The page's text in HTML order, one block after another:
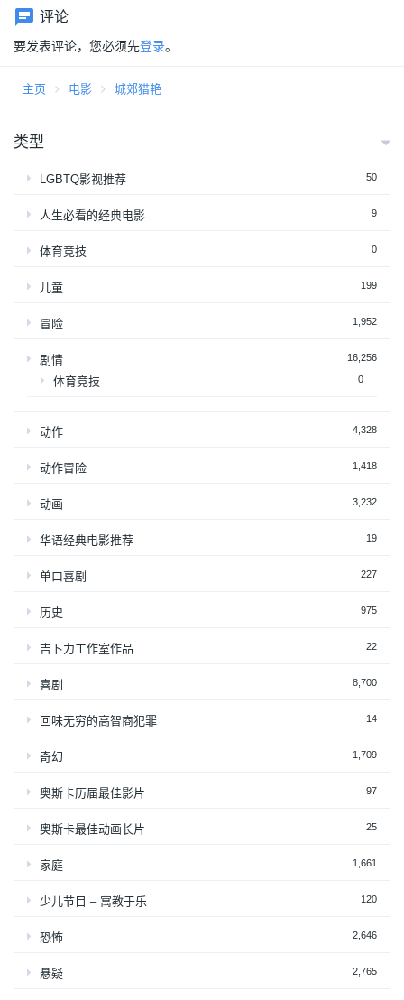
评论
要发表评论，您必须先登录。
主页 电影 城郊猎艳
类型
LGBTQ影视推荐 50
人生必看的经典电影 9
体育竞技 0
儿童 199
冒险 1,952
剧情 16,256
体育竞技 0
动作 4,328
动作冒险 1,418
动画 3,232
华语经典电影推荐 19
单口喜剧 227
历史 975
吉卜力工作室作品 22
喜剧 8,700
回味无穷的高智商犯罪 14
奇幻 1,709
奥斯卡历届最佳影片 97
奥斯卡最佳动画长片 25
家庭 1,661
少儿节目 – 寓教于乐 120
恐怖 2,646
悬疑 2,765